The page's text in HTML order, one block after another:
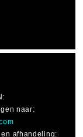
:
naar:
afhandeling: